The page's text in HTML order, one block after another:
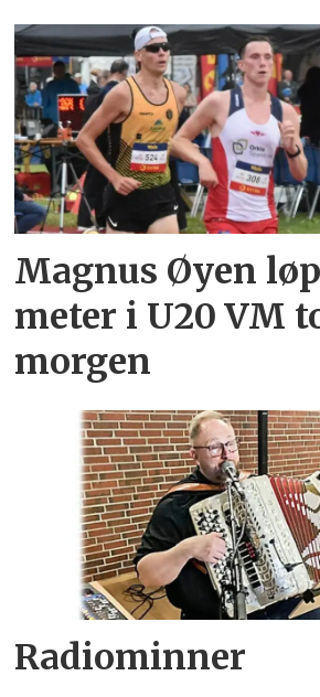
Magnus Øyen
meter i U20 VM
morgen
Radiominner